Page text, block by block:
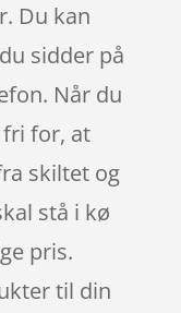
Du kan
sidder på
Når du
for, at
skiltet og
stå i kø
pris.
til din